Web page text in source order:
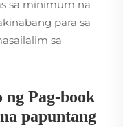
sa minimum na
para sa
sa
ng Pag-book
papuntang